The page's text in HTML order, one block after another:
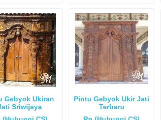
Gebyok Ukiran
Sriwijaya
Pintu Gebyok Ukir Jati
Terbaru